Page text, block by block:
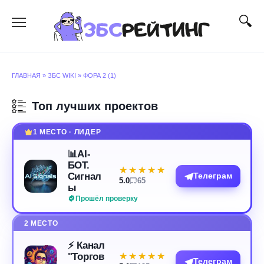
содержанию
ГЛАВНАЯ » ЗБС WIKI » ФОРА 2 (1)
Топ лучших проектов
1 МЕСТО · ЛИДЕР
📊AI-
БОТ.
Сигнал
ы
Прошёл проверку
★★★★★
★★★★★
5.0 65
Телеграм
2 МЕСТО
⚡️ Канал
"Торгов
★★★★★
★★★★★
Телеграм